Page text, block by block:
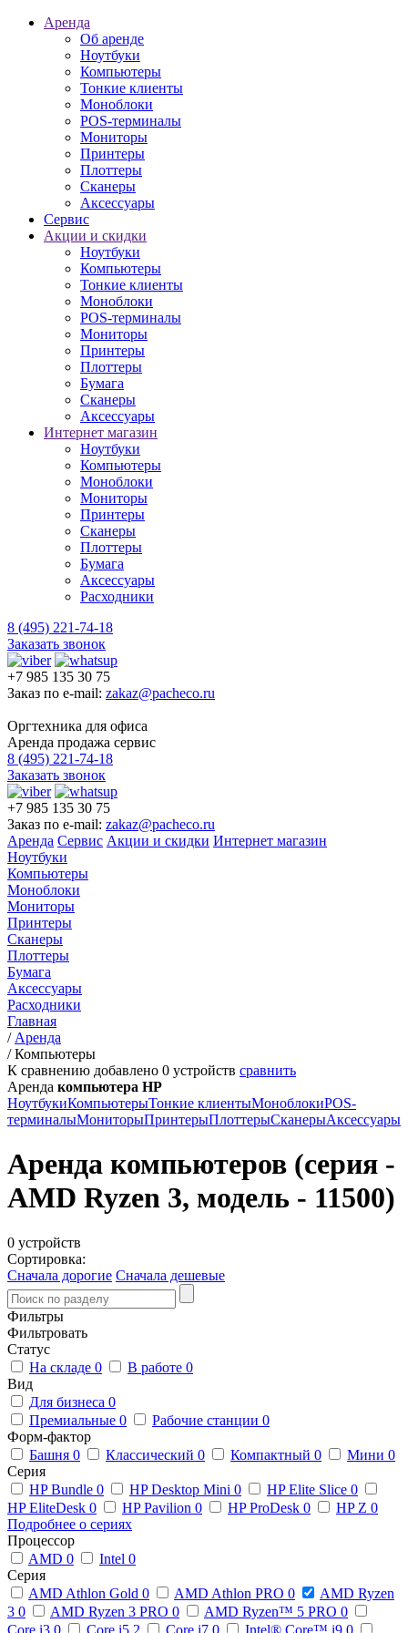
Аренда
Об аренде
Ноутбуки
Компьютеры
Тонкие клиенты
Моноблоки
POS-терминалы
Мониторы
Принтеры
Плоттеры
Сканеры
Аксессуары
Сервис
Акции и скидки
Ноутбуки
Компьютеры
Тонкие клиенты
Моноблоки
POS-терминалы
Мониторы
Принтеры
Плоттеры
Бумага
Сканеры
Аксессуары
Интернет магазин
Ноутбуки
Компьютеры
Моноблоки
Мониторы
Принтеры
Сканеры
Плоттеры
Бумага
Аксессуары
Расходники
8 (495) 221-74-18
Заказать звонок
+7 985 135 30 75
Заказ по e-mail: zakaz@pacheco.ru
Оргтехника для офиса
Аренда продажа сервис
8 (495) 221-74-18
Заказать звонок
+7 985 135 30 75
Заказ по e-mail: zakaz@pacheco.ru
Аренда Сервис Акции и скидки Интернет магазин
Ноутбуки
Компьютеры
Моноблоки
Мониторы
Принтеры
Сканеры
Плоттеры
Бумага
Аксессуары
Расходники
Главная
/ Аренда
/Компьютеры
К сравнению добавлено 0 устройств сравнить
Аренда компьютера HP
НоутбукиКомпьютерыТонкие клиентыМоноблокиPOS-
терминалыМониторыПринтерыПлоттерыСканерыАксессуары
Аренда компьютеров (серия -
AMD Ryzen 3, модель - 11500)
0 устройств
Сортировка:
Сначала дорогие Сначала дешевые
Фильтры
Фильтровать
Статус
На складе 0 В работе 0
Вид
Для бизнеса 0
Премиальные 0 Рабочие станции 0
Форм-фактор
Башня 0 Классический 0 Компактный 0 Мини 0
Серия
HP Bundle 0 HP Desktop Mini 0 HP Elite Slice 0
HP EliteDesk 0 HP Pavilion 0 HP ProDesk 0 HP Z 0
Подробнее о сериях
Процессор
AMD 0 Intel 0
Серия
AMD Athlon Gold 0 AMD Athlon PRO 0
AMD Ryzen
3 0 AMD Ryzen 3 PRO 0 AMD Ryzen™ 5 PRO 0
Core i3 0 Core i5 2 Core i7 0 Intel® Core™ i9 0